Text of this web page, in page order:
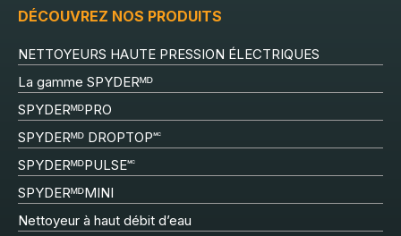
DÉCOUVREZ NOS PRODUITS
NETTOYEURS HAUTE PRESSION ÉLECTRIQUES
La gamme SPYDERᴹᴰ
SPYDERᴹᴰPRO
SPYDERᴹᴰ DROPTOP🅪
SPYDERᴹᴰPULSE🅪
SPYDERᴹᴰMINI
Nettoyeur à haut débit d’eau